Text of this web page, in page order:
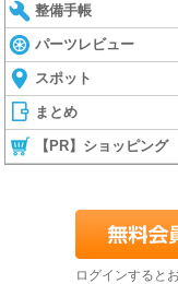
整備手帳
パーツレビュー
スポット
まとめ
【PR】ショッピング
ログインすると